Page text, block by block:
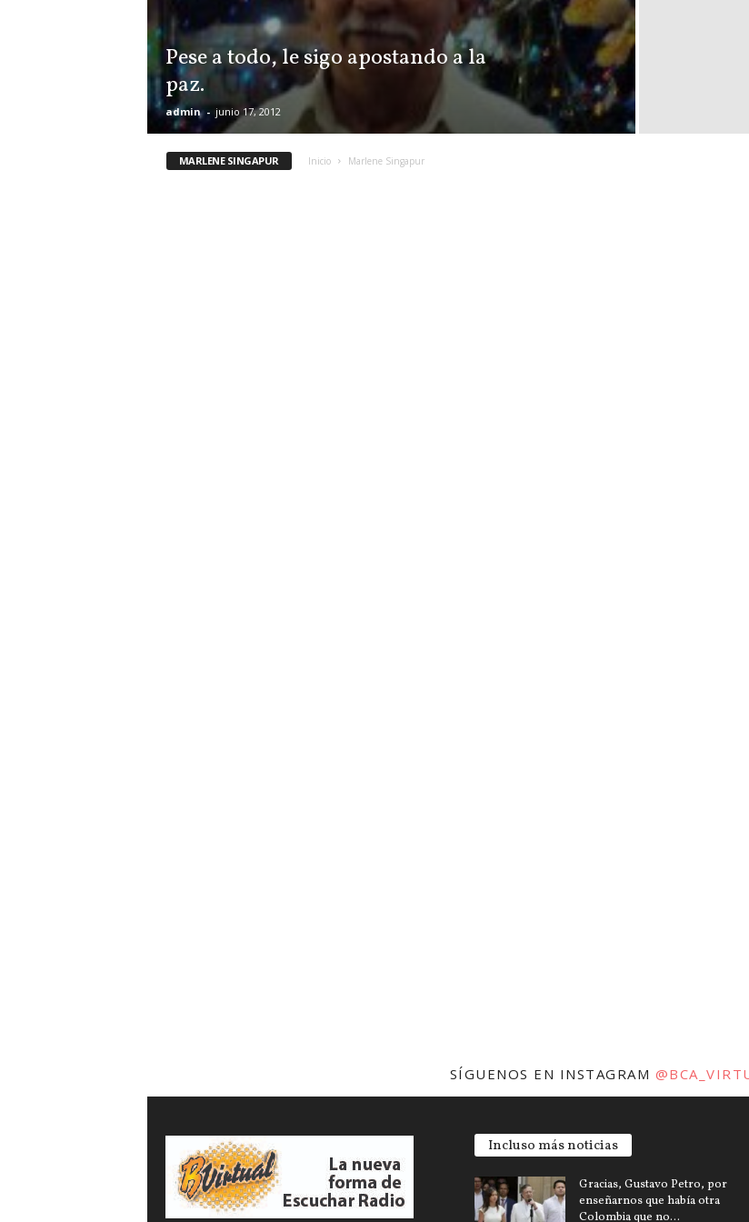
Pese a todo, le sigo apostando a la
paz.
admin - junio 17, 2012
MARLENE SINGAPUR Inicio Marlene Singapur
SÍGUENOS EN INSTAGRAM
Incluso más noticias
Gracias, Gustavo Petro, por
enseñarnos que había otra
Colombia que no...